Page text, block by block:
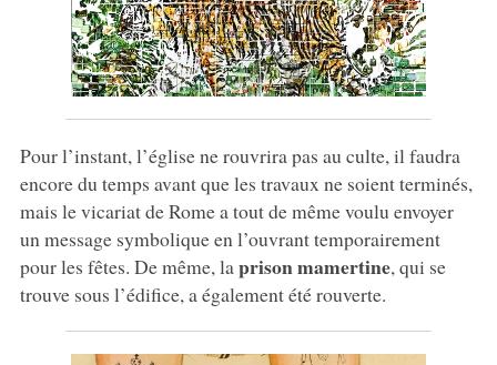
Pour l’instant, l’église ne rouvrira pas au culte, il faudra
encore du temps avant que les travaux ne soient terminés,
mais le vicariat de Rome a tout de même voulu envoyer
un message symbolique en l’ouvrant temporairement
pour les fêtes. De même, la prison mamertine, qui se
trouve sous l’édifice, a également été rouverte.